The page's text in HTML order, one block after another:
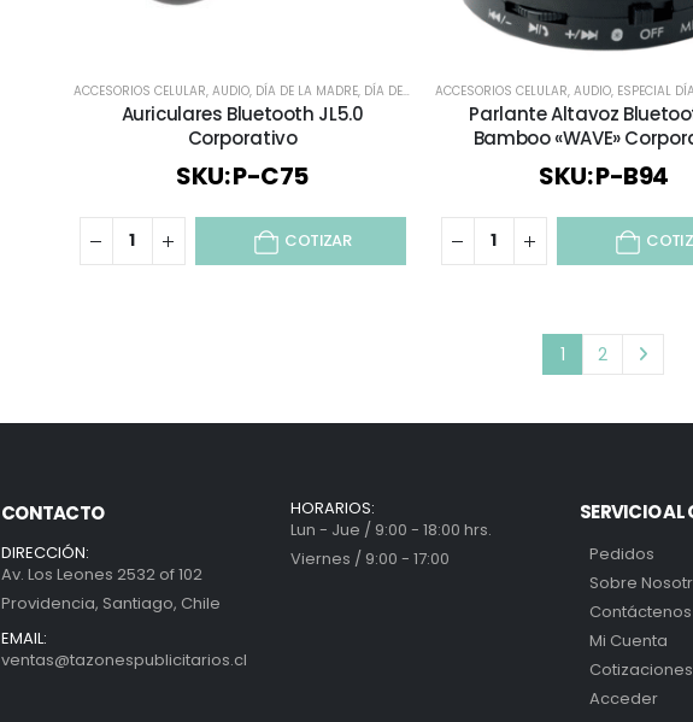
ACCESORIOS CELULAR, AUDIO, DÍA DE LA MADRE, DÍA DEL TRABAJADOR ,TECNOLOGÍA / CELULAR /
Auriculares Bluetooth JL5.0
Corporativo
SKU: P-C75
COTIZAR
ACCESORIOS CELULAR, AUDIO, ESPECIAL DÍA
Parlante Altavoz
Bamboo «WAVE»
SKU: P-B94
1 2
CONTACTO
DIRECCIÓN:
Av. Los Leones 2532 of 102
Providencia, Santiago, Chile
EMAIL:
ventas@tazonespublicitarios.cl
HORARIOS:
Lun - Jue / 9:00 - 18:00 hrs.
Viernes / 9:00 - 17:00
SERVICIO AL
Pedidos
Sobre
Contáctenos
Mi Cuenta
Cotizaciones
Acceder